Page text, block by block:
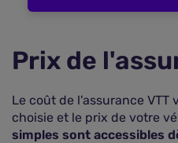
Prix de
Le coût de l'assurance VTT
choisie et le prix de votre
simples sont accessibles